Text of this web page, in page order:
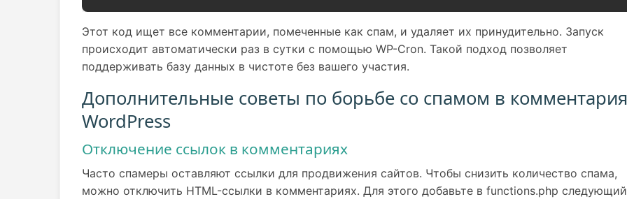
Этот код ищет все комментарии, помеченные как спам, и удаляет их принудительно. Запуск
происходит автоматически раз в сутки с помощью WP-Cron. Такой подход позволяет
поддерживать базу данных в чистоте без вашего участия.
Дополнительные советы по борьбе со спамом в
WordPress
Отключение ссылок в комментариях
Часто спамеры оставляют ссылки для продвижения сайтов. Чтобы снизить количество спама,
можно отключить HTML-ссылки в комментариях. Для этого добавьте в functions.php следующий